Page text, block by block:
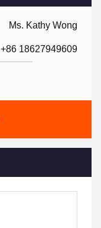
Ms. Kathy Wong
+86 18627949609